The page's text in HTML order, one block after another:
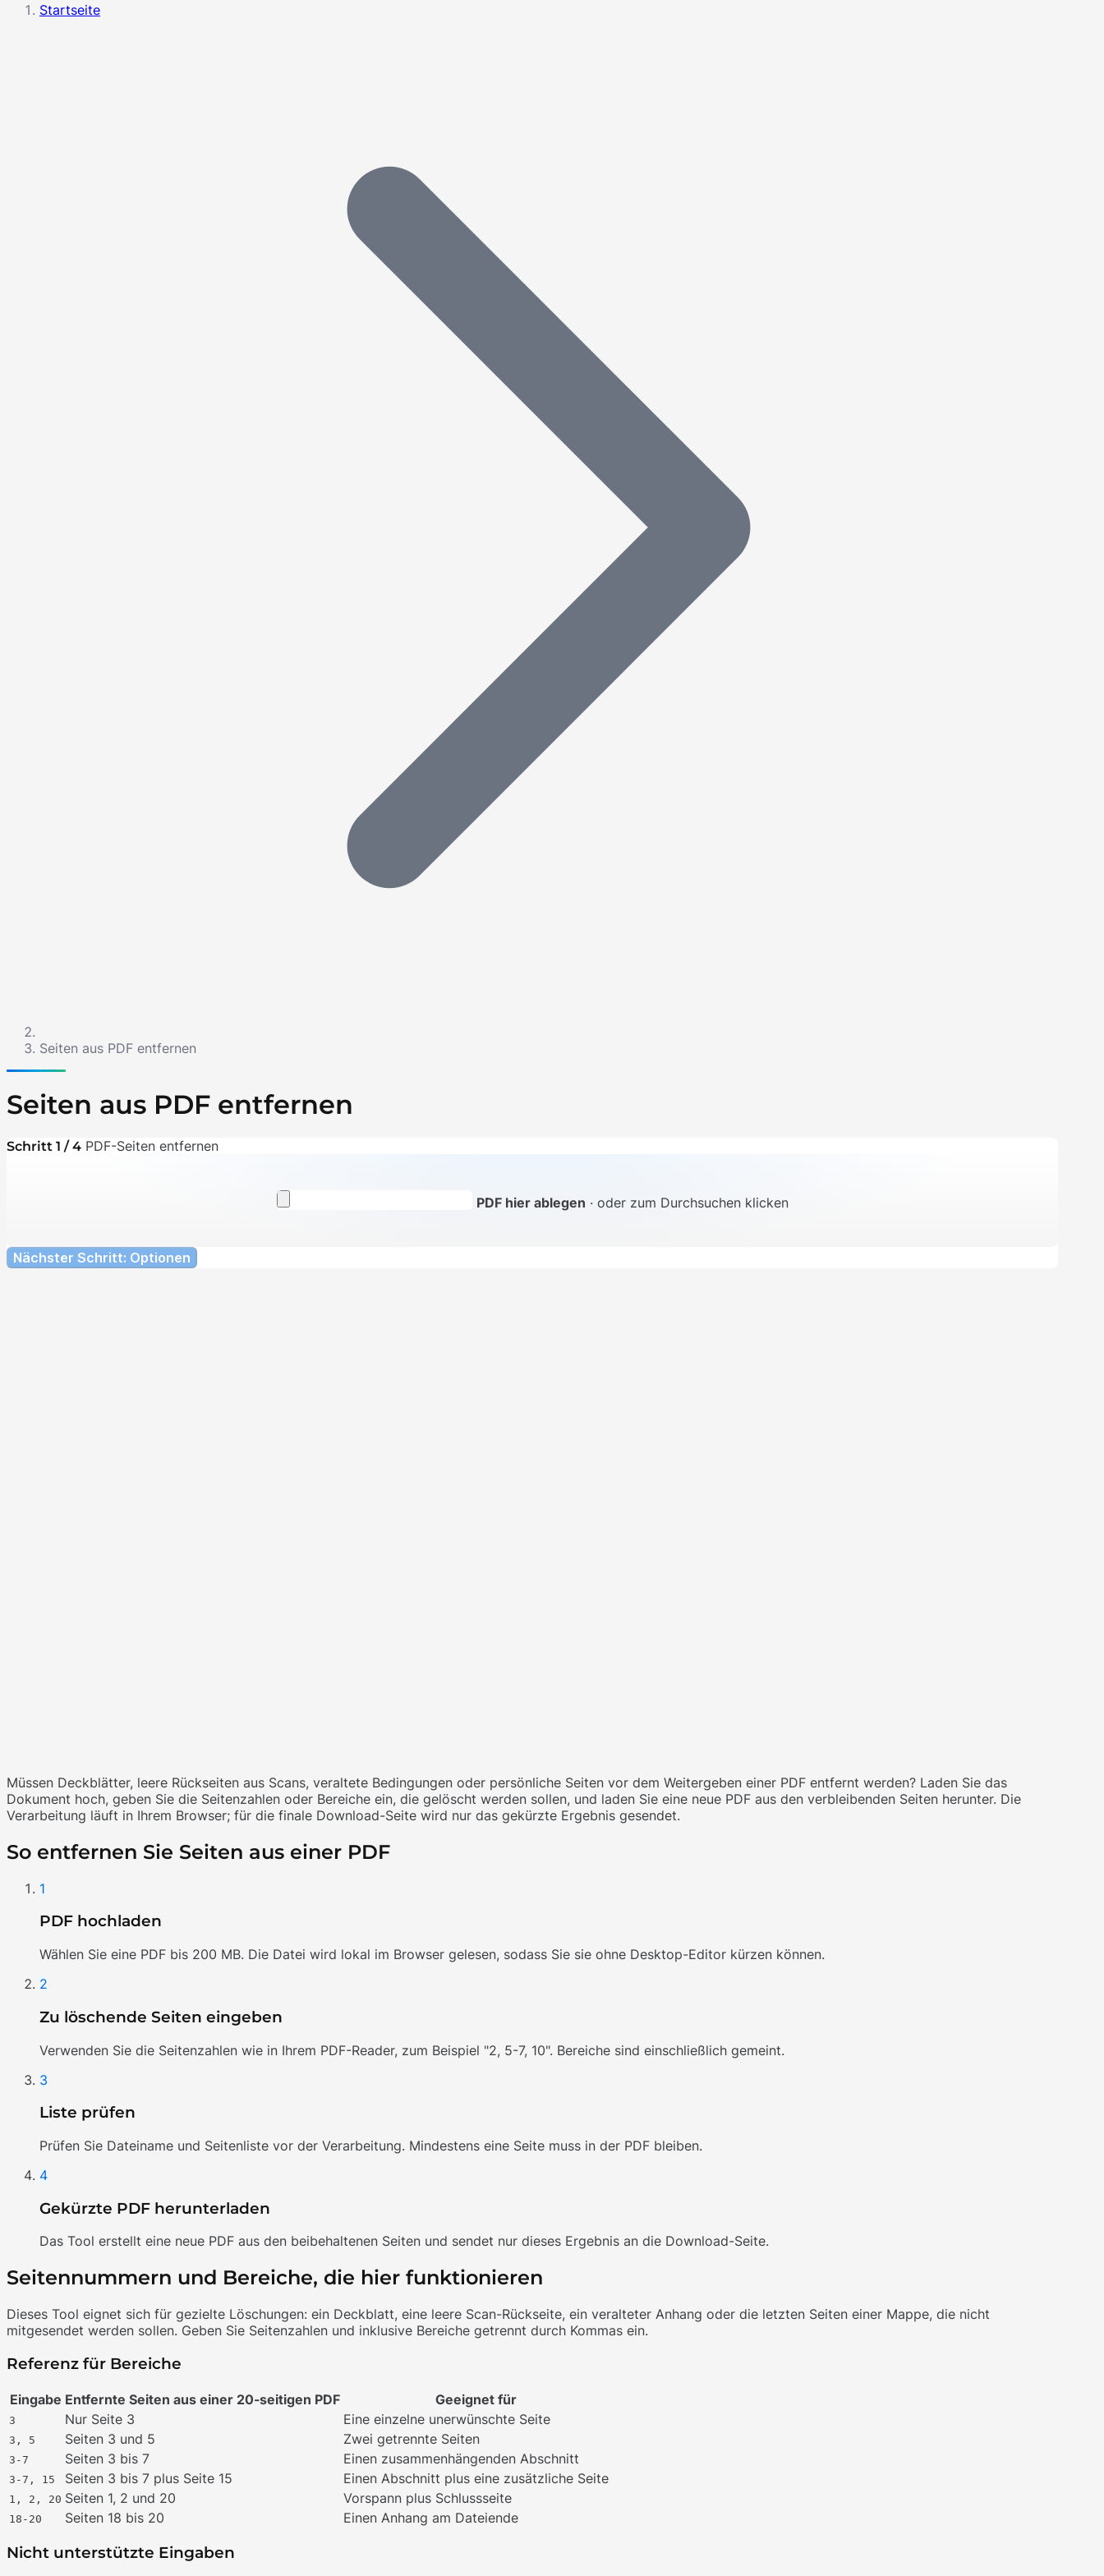
Startseite
Seiten aus PDF entfernen
Seiten aus PDF entfernen
Schritt 1 / 4 PDF-Seiten entfernen
PDF hier ablegen · oder zum Durchsuchen klicken
Nächster Schritt: Optionen
Müssen Deckblätter, leere Rückseiten aus Scans, veraltete Bedingungen oder persönliche Seiten vor dem Weitergeben einer PDF entfernt werden? Laden Sie das
Dokument hoch, geben Sie die Seitenzahlen oder Bereiche ein, die gelöscht werden sollen, und laden Sie eine neue PDF aus den verbleibenden Seiten herunter. Die
Verarbeitung läuft in Ihrem Browser; für die finale Download-Seite wird nur das gekürzte Ergebnis gesendet.
So entfernen Sie Seiten aus einer PDF
1
PDF hochladen
Wählen Sie eine PDF bis 200 MB. Die Datei wird lokal im Browser gelesen, sodass Sie sie ohne Desktop-Editor kürzen können.
2
Zu löschende Seiten eingeben
Verwenden Sie die Seitenzahlen wie in Ihrem PDF-Reader, zum Beispiel "2, 5-7, 10". Bereiche sind einschließlich gemeint.
3
Liste prüfen
Prüfen Sie Dateiname und Seitenliste vor der Verarbeitung. Mindestens eine Seite muss in der PDF bleiben.
4
Gekürzte PDF herunterladen
Das Tool erstellt eine neue PDF aus den beibehaltenen Seiten und sendet nur dieses Ergebnis an die Download-Seite.
Seitennummern und Bereiche, die hier funktionieren
Dieses Tool eignet sich für gezielte Löschungen: ein Deckblatt, eine leere Scan-Rückseite, ein veralteter Anhang oder die letzten Seiten einer Mappe, die nicht
mitgesendet werden sollen. Geben Sie Seitenzahlen und inklusive Bereiche getrennt durch Kommas ein.
Referenz für Bereiche
Eingabe Entfernte Seiten aus einer 20-seitigen PDF Geeignet für
3 Nur Seite 3 Eine einzelne unerwünschte Seite
3, 5 Seiten 3 und 5 Zwei getrennte Seiten
3-7 Seiten 3 bis 7 Einen zusammenhängenden Abschnitt
3-7, 15 Seiten 3 bis 7 plus Seite 15 Einen Abschnitt plus eine zusätzliche Seite
1, 2, 20 Seiten 1, 2 und 20 Vorspann plus Schlussseite
18-20 Seiten 18 bis 20 Einen Anhang am Dateiende
Nicht unterstützte Eingaben